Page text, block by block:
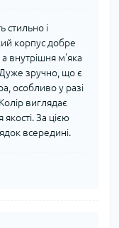
стильно і
корпус добре
внутрішня м'яка
зручно, що є
особливо у разі
виглядає
За цією
всередині.